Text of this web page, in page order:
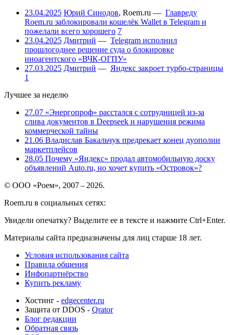
23.04.2025 Юрий Синодов, Roem.ru — Главреду
Roem.ru заблокировали кошелёк Wallet в Telegram и
пожелали всего хорошего 7
23.04.2025 Дмитрий — Telegram исполнил
прошлогоднее решение суда о блокировке
иноагентского «ВЧК-ОГПУ»
27.03.2025 Дмитрий — Яндекс закроет турбо-страницы
1
Лучшее за неделю
27.07 «Энергопроф» расстался с сотрудницей из-за
слива документов в Deepseek и нарушения режима
коммерческой тайны
21.06 Владислав Бакальчук предрекает конец дуополии
маркетплейсов
28.05 Почему «Яндекс» продал автомобильную доску
объявлений Auto.ru, но хочет купить «Островок»?
© ООО «Роем», 2007 – 2026.
Roem.ru в социальных сетях:
Увидели опечатку? Выделите ее в тексте и нажмите Ctrl+Enter.
Материалы сайта предназначены для лиц старше 18 лет.
Условия использования сайта
Правила общения
Инфопартнёрство
Купить рекламу
Хостинг - edgecenter.ru
Защита от DDOS - Qrator
Блог редакции
Обратная связь